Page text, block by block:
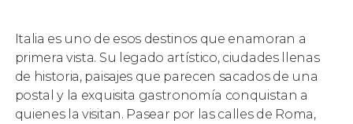
Italia es uno de esos destinos que enamoran a
primera vista. Su legado artístico, ciudades llenas
de historia, paisajes que parecen sacados de una
postal y la exquisita gastronomía conquistan a
quienes la visitan. Pasear por las calles de Roma,